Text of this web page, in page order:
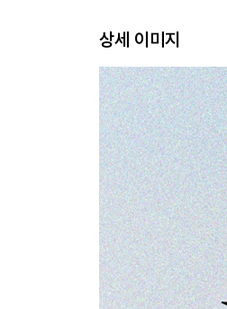
지배와 의존은 함께
제4장 주변 관계를
나를 지배하려는 자
던져라 | ‘하는’ 쪽에
제5장 벗어나야 다시
다른 관계를 모색
반발하라, 자신을 위
상세 이미지